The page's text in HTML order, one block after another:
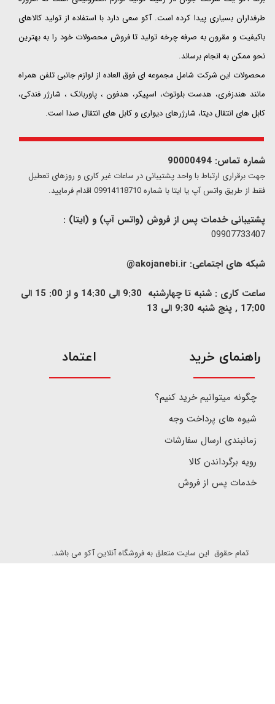
طرفداران بسیاری پیدا کرده است. آکو سعی دارد با استفاده از تولید کالاهای
باکیفیت و مقرون به صرفه چرخه تولید تا فروش محصولات خود را به بهترین
نحو ممکن به انجام برساند.
محصولات این شرکت شامل مجموعه ای فوق العاده از لوازم جانبی تلفن همراه
مانند هندزفری، هدست بلوتوث، اسپیکر، هدفون ، پاوربانک ، شارژر فندکی،
کابل های انتقال دیتا، شارژرهای دیواری و کابل های انتقال صدا است.
شماره تماس: 90000494
​​جهت برقراری ارتباط با واحد پشتیبانی در ساعات غیر کاری و روزهای تعطیل
فقط از طریق واتس آپ یا ایتا با شماره 09914118710 اقدام فرمایید.
پشتیبانی خدمات پس از فروش (واتس آپ) و (ایتا) :
09907733407
شبکه های اجتماعی: akojanebi.ir@
ساعت کاری : شنبه تا چهارشنبه 9:30 الی 14:30 و از 00: 15 الی
17:00 , پنج شنبه 9:30 الی 13
​راهنمای خرید
چگونه میتوانیم خرید کنیم؟
شیوه های پرداخت وجه
زمانبندی ارسال سفارشات
رویه برگرداندن کالا
خدمات پس از فروش
تمام حقوق این سایت متعلق به فروشگاه آنلاین آکو می باشد.
اعتماد